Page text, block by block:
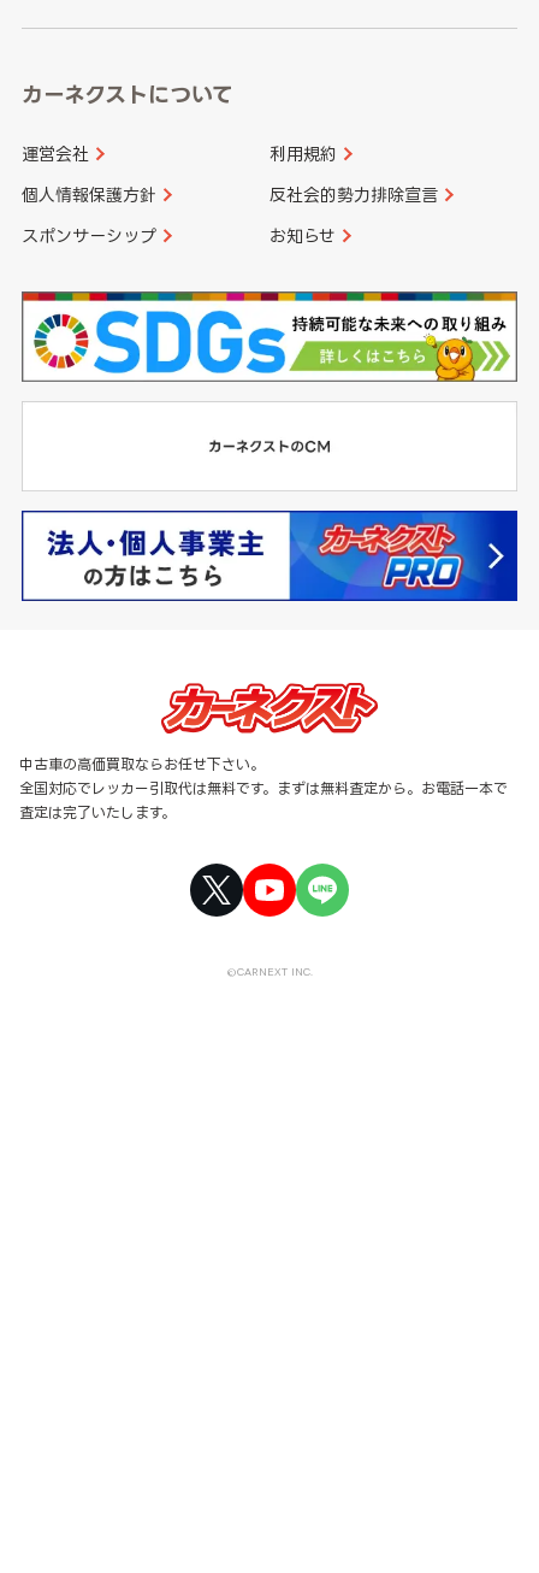
カーネクストについて
運営会社 利用規約
個人情報保護方針 反社会的勢力排除宣言
スポンサーシップ お知らせ
中古車の高価買取ならお任せ下さい。
全国対応でレッカー引取代は無料です。まずは無料査定から。お電話一本で
査定は完了いたします。
©CARNEXT INC.